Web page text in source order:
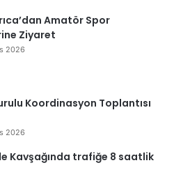
Amatör Spor
Ziyaret
2026
Koordinasyon Toplantısı
2026
Kavşağında trafiğe 8 saatlik